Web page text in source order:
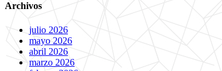
Archivos
julio 2026
mayo 2026
abril 2026
marzo 2026